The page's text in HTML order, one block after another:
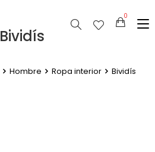
Bividís
Hombre Ropa interior Bividís